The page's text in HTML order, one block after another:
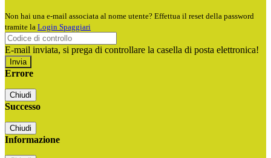
Non hai una e-mail associata al nome utente? Effettua il reset della password
tramite la Login Spaggiari
E-mail inviata, si prega di controllare la casella di posta elettronica!
Errore
Chiudi
Successo
Chiudi
Informazione